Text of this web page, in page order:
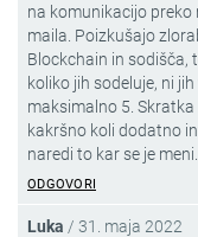
na komunikacijo preko
maila. Poizkušajo
Blockchain in sodišča,
koliko jih sodeluje, ni
maksimalno 5.
kakršno koli dodatno
naredi to kar se je meni..
ODGOVORI
Luka / 31. maja 2022